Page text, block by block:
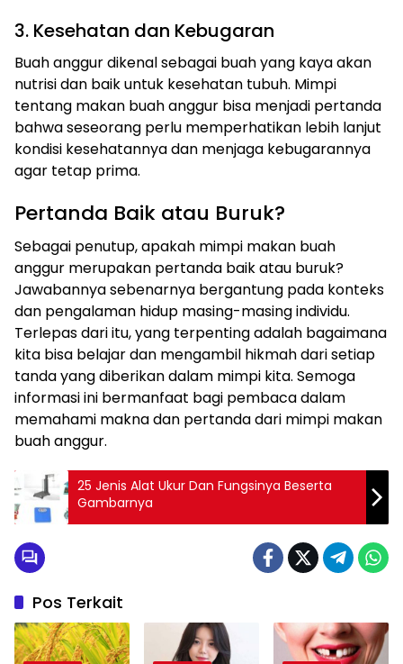
3. Kesehatan dan Kebugaran
Buah anggur dikenal sebagai buah yang kaya akan
nutrisi dan baik untuk kesehatan tubuh. Mimpi
tentang makan buah anggur bisa menjadi pertanda
bahwa seseorang perlu memperhatikan lebih lanjut
kondisi kesehatannya dan menjaga kebugarannya
agar tetap prima.
Pertanda Baik atau Buruk?
Sebagai penutup, apakah mimpi makan buah
anggur merupakan pertanda baik atau buruk?
Jawabannya sebenarnya bergantung pada konteks
dan pengalaman hidup masing-masing individu.
Terlepas dari itu, yang terpenting adalah bagaimana
kita bisa belajar dan mengambil hikmah dari setiap
tanda yang diberikan dalam mimpi kita. Semoga
informasi ini bermanfaat bagi pembaca dalam
memahami makna dan pertanda dari mimpi makan
buah anggur.
25 Jenis Alat Ukur Dan Fungsinya Beserta
Gambarnya
Pos Terkait